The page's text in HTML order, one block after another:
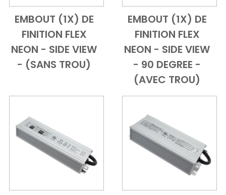
Add to Cart
Vue d'ensemble
EMBOUT (1X) DE
FINITION FLEX
NEON - SIDE VIEW
- (SANS TROU)
Add to Cart
Vue
EMBOUT (1X) DE
FINITION FLEX
NEON - SIDE VIEW
- 90 DEGREE -
(AVEC TROU)